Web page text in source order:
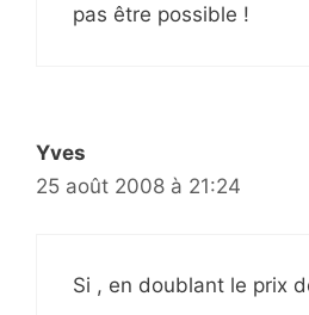
pas être possible !
Yves
25 août 2008 à 21:24
Si , en doublant le prix